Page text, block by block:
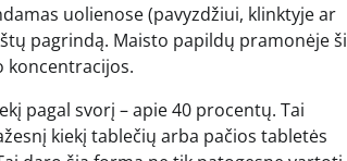
uolienose (pavyzdžiui, klinktyje ar
pagrindą. Maisto papildų pramonėje ši
koncentracijos.
pagal svorį – apie 40 procentų. Tai
kiekį tablečių arba pačios tabletės